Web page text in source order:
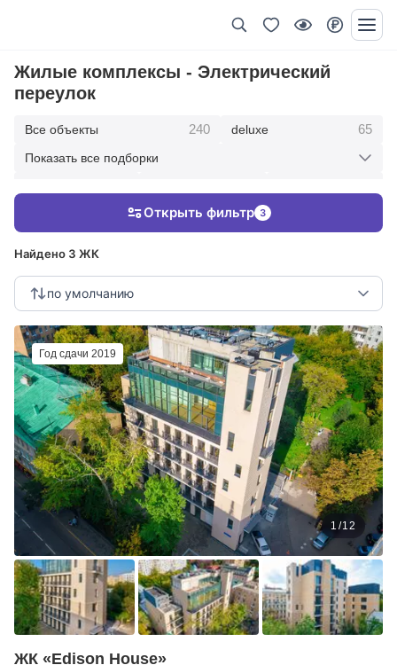
Жилые комплексы - Электрический
переулок
Все объекты 240 deluxe 65
123 клубные дома
Показать все подборки
Найдено 3 ЖК
по умолчанию
Открыть фильтр 3
Год сдачи 2019
1 /12
ЖК «Edison House»